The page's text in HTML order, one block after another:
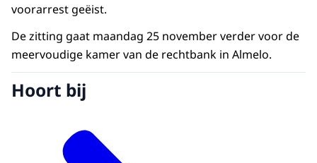
voorarrest geëist.
De zitting gaat maandag 25 november verder voor de
meervoudige kamer van de rechtbank in Almelo.
Hoort bij